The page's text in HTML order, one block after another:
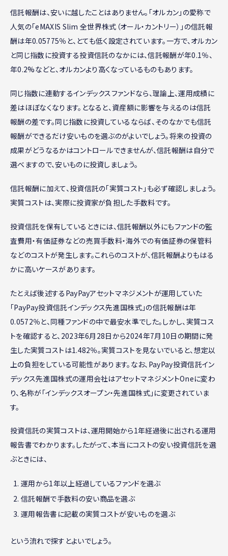
信託報酬は、安いに越したことはありません。「オルカン」の愛称で
人気の「eMAXIS Slim 全世界株式（オール・カントリー）」の信託報
酬は年0.05775％と、とても低く設定されています。一方で、オルカン
と同じ指数に投資する投資信託のなかには、信託報酬が年0.1％、
年0.2%などと、オルカンより高くなっているものもあります。
同じ指数に連動するインデックスファンドなら、理論上、運用成績に
差はほぼなくなります。となると、資産額に影響を与えるのは信託
報酬の差です。同じ指数に投資しているならば、そのなかでも信託
報酬ができるだけ安いものを選ぶのがよいでしょう。将来の投資の
成果がどうなるかはコントロールできませんが、信託報酬は自分で
選べますので、安いものに投資しましょう。
信託報酬に加えて、投資信託の「実質コスト」も必ず確認しましょう。
実質コストは、実際に投資家が負担した手数料です。
投資信託を保有しているときには、信託報酬以外にもファンドの監
査費用・有価証券などの売買手数料・海外での有価証券の保管料
などのコストが発生します。これらのコストが、信託報酬よりもはる
かに高いケースがあります。
たとえば後述するPayPayアセットマネジメントが運用していた
「PayPay投資信託インデックス先進国株式」の信託報酬は年
0.0572％と、同種ファンドの中で最安水準でした。しかし、実質コス
トを確認すると、2023年6月28日から2024年7月10日の期間に発
生した実質コストは1.482％。実質コストを見ないでいると、想定以
上の負担をしている可能性があります。なお、PayPay投資信託イン
デックス先進国株式の運用会社はアセットマネジメントOneに変わ
り、名称が「インデックスオープン・先進国株式」に変更されていま
す。
投資信託の実質コストは、運用開始から1年経過後に出される運用
報告書でわかります。したがって、本当にコストの安い投資信託を選
ぶときには、
運用から1年以上経過しているファンドを選ぶ
信託報酬で手数料の安い商品を選ぶ
運用報告書に記載の実質コストが安いものを選ぶ
という流れで探すとよいでしょう。